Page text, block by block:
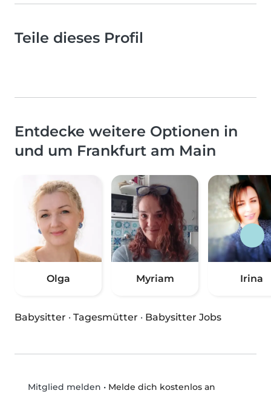
Teile dieses Profil
Entdecke weitere Optionen in
und um Frankfurt am Main
Olga Myriam Irina
Babysitter · Tagesmütter · Babysitter Jobs
Mitglied melden • Melde dich kostenlos an